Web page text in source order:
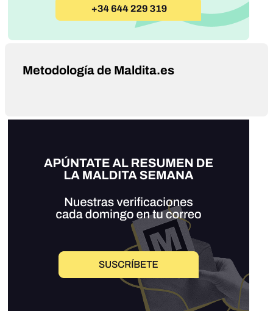
Metodología de Maldita.es